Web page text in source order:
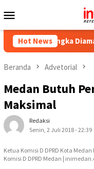
ke
Mobile
Hot News
Diamankan
Beranda Advetorial
Medan Butuh
Maksimal
Redaksi
Senin, 2 Juli 2018 - 22:39
Ketua Komisi D DPRD Kota
Komisi D DPRD Medan |